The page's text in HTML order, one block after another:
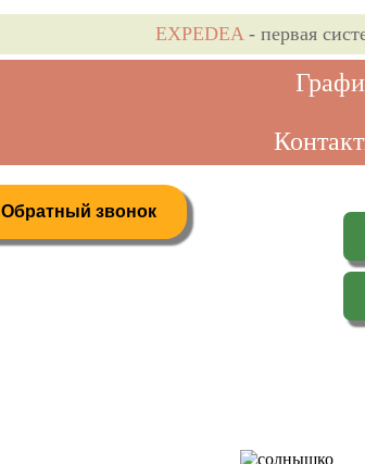
EXPEDEA- первая
Обратный звонок